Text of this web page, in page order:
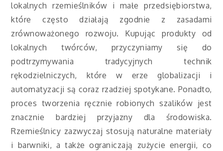
lokalnych rzemieślników i małe przedsiębiorstwa,
które często działają zgodnie z zasadami
zrównoważonego rozwoju. Kupując produkty od
lokalnych twórców, przyczyniamy się do
podtrzymywania tradycyjnych technik
rękodzielniczych, które w erze globalizacji i
automatyzacji są coraz rzadziej spotykane. Ponadto,
proces tworzenia ręcznie robionych szalików jest
znacznie bardziej przyjazny dla środowiska.
Rzemieślnicy zazwyczaj stosują naturalne materiały
i barwniki, a także ograniczają zużycie energii, co